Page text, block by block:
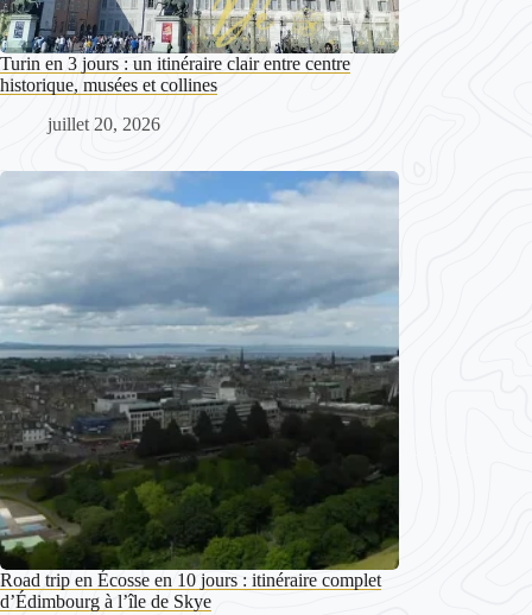
Turin en 3 jours : un itinéraire clair entre centre
historique, musées et collines
juillet 20, 2026
Road trip en Écosse en 10 jours : itinéraire complet
d’Édimbourg à l’île de Skye